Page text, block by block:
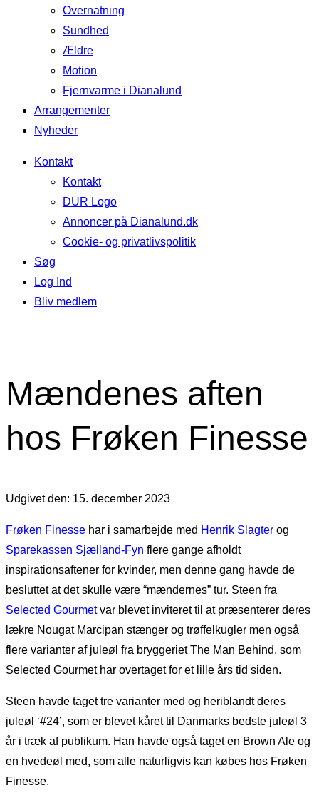
Overnatning
Sundhed
Ældre
Motion
Fjernvarme i Dianalund
Arrangementer
Nyheder
Kontakt
Kontakt
DUR Logo
Annoncer på Dianalund.dk
Cookie- og privatlivspolitik
Søg
Log Ind
Bliv medlem
Mændenes aften
hos Frøken Finesse
Udgivet den: 15. december 2023
Frøken Finesse har i samarbejde med Henrik Slagter og
Sparekassen Sjælland-Fyn flere gange afholdt
inspirationsaftener for kvinder, men denne gang havde de
besluttet at det skulle være “mændernes” tur. Steen fra
Selected Gourmetvar blevet inviteret til at præsenterer deres
lækre Nougat Marcipan stænger og trøffelkugler men også
flere varianter af juleøl fra bryggeriet The Man Behind, som
Selected Gourmet har overtaget for et lille års tid siden.
Steen havde taget tre varianter med og heriblandt deres
juleøl ‘#24’, som er blevet kåret til Danmarks bedste juleøl 3
år i træk af publikum. Han havde også taget en Brown Ale og
en hvedeøl med, som alle naturligvis kan købes hos Frøken
Finesse.